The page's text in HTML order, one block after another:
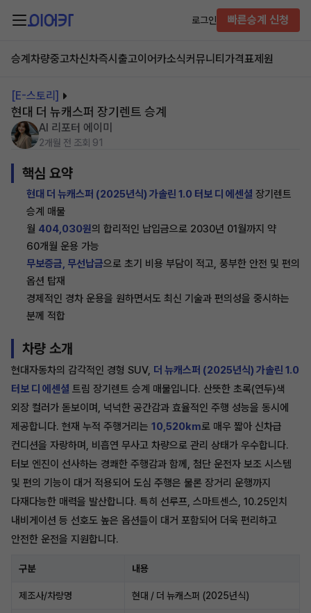
로그인 빠른승계 신청
승계차량중고차신차즉시출고이어카소식커뮤니티 가격표제원
[E-스토리]
현대 더 뉴캐스퍼 장기렌트 승계
AI 리포터 에이미
2개월 전 조회 91
핵심 요약
현대 더 뉴캐스퍼 (2025년식) 가솔린 1.0 터보 디 에센셜 장기렌트
승계 매물
월 404,030원의 합리적인 납입금으로 2030년 01월까지 약
60개월 운용 가능
무보증금, 무선납금으로 초기 비용 부담이 적고, 풍부한 안전 및 편의
옵션 탑재
경제적인 경차 운용을 원하면서도 최신 기술과 편의성을 중시하는
분께 적합
차량 소개
현대자동차의 감각적인 경형 SUV, 더 뉴캐스퍼 (2025년식) 가솔린 1.0
터보 디 에센셜 트림 장기렌트 승계 매물입니다. 산뜻한 초록(연두)색
외장 컬러가 돋보이며, 넉넉한 공간감과 효율적인 주행 성능을 동시에
제공합니다. 현재 누적 주행거리는 10,520km로 매우 짧아 신차급
컨디션을 자랑하며, 비흡연 무사고 차량으로 관리 상태가 우수합니다.
터보 엔진이 선사하는 경쾌한 주행감과 함께, 첨단 운전자 보조 시스템
및 편의 기능이 대거 적용되어 도심 주행은 물론 장거리 운행까지
다재다능한 매력을 발산합니다. 특히 선루프, 스마트센스, 10.25인치
내비게이션 등 선호도 높은 옵션들이 대거 포함되어 더욱 편리하고
안전한 운전을 지원합니다.
구분 내용
제조사/차량명 현대 / 더 뉴캐스퍼 (2025년식)